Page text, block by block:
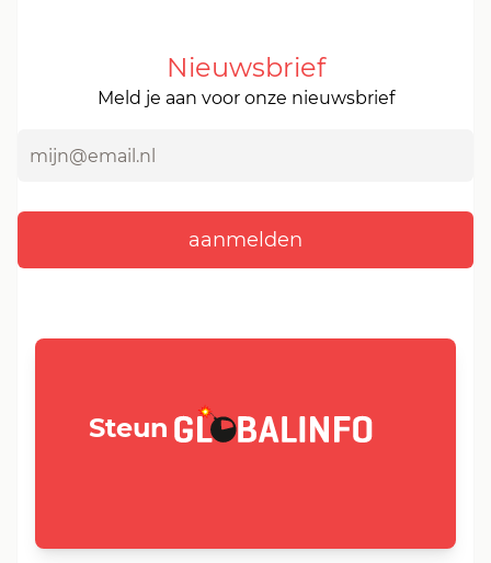
Nieuwsbrief
Meld je aan voor onze nieuwsbrief
Steun GLOBALINFO.nl